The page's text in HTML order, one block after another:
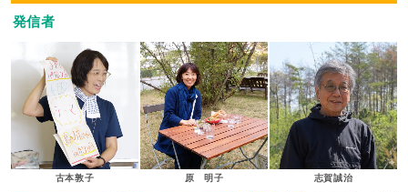
発信者
古本敦子 原 明子 志賀誠治